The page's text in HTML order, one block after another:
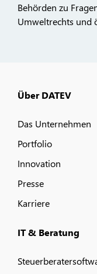
Behörden zu
Umweltrechts und
Über DATEV
Das Unternehmen
Portfolio
Innovation
Presse
Karriere
IT & Beratung